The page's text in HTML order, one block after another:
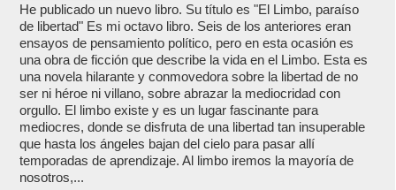
He publicado un nuevo libro. Su título es "El Limbo, paraíso
de libertad" Es mi octavo libro. Seis de los anteriores eran
ensayos de pensamiento político, pero en esta ocasión es
una obra de ficción que describe la vida en el Limbo. Esta es
una novela hilarante y conmovedora sobre la libertad de no
ser ni héroe ni villano, sobre abrazar la mediocridad con
orgullo. El limbo existe y es un lugar fascinante para
mediocres, donde se disfruta de una libertad tan insuperable
que hasta los ángeles bajan del cielo para pasar allí
temporadas de aprendizaje. Al limbo iremos la mayoría de
nosotros,...